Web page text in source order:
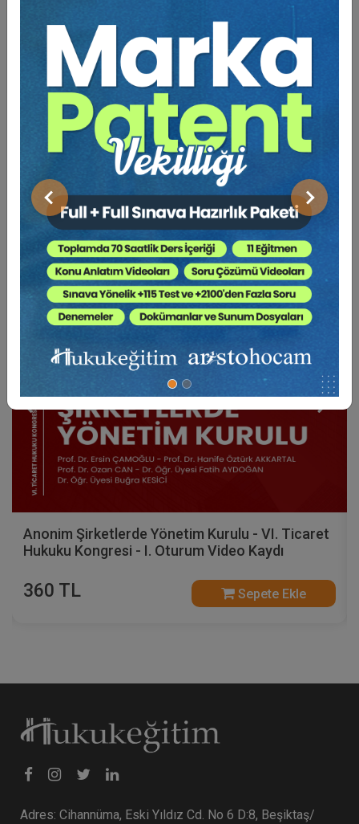
Önceki Sonraki
Dr. Öğr. Üyesi Fatih AYDOĞAN:Sürdürülebilirlik ve
Şirketler Hukuku
BENZER VIDEO EĞITIMLER
Video Eğitim Abonesi Ol: Sadece 5490 TL / Yıllık
Tüketici Hukuku Enstitüsü
Anonim Şirketlerde Yönetim Kurulu - VI. Ticaret
Hukuku Kongresi - I. Oturum Video Kaydı
360 TL Sepete Ekle
Adres: Cihannüma, Eski Yıldız Cd. No 6 D:8, Beşiktaş/